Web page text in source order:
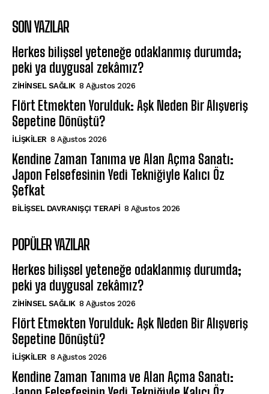
SON YAZILAR
Herkes bilişsel yeteneğe odaklanmış durumda;
peki ya duygusal zekâmız?
ZIHINSEL SAĞLIK 8 Ağustos 2026
Flört Etmekten Yorulduk: Aşk Neden Bir Alışveriş
Sepetine Dönüştü?
İLIŞKILER 8 Ağustos 2026
Kendine Zaman Tanıma ve Alan Açma Sanatı:
Japon Felsefesinin Yedi Tekniğiyle Kalıcı Öz
Şefkat
BILIŞSEL DAVRANIŞÇI TERAPI 8 Ağustos 2026
POPÜLER YAZILAR
Herkes bilişsel yeteneğe odaklanmış durumda;
peki ya duygusal zekâmız?
ZIHINSEL SAĞLIK 8 Ağustos 2026
Flört Etmekten Yorulduk: Aşk Neden Bir Alışveriş
Sepetine Dönüştü?
İLIŞKILER 8 Ağustos 2026
Kendine Zaman Tanıma ve Alan Açma Sanatı: